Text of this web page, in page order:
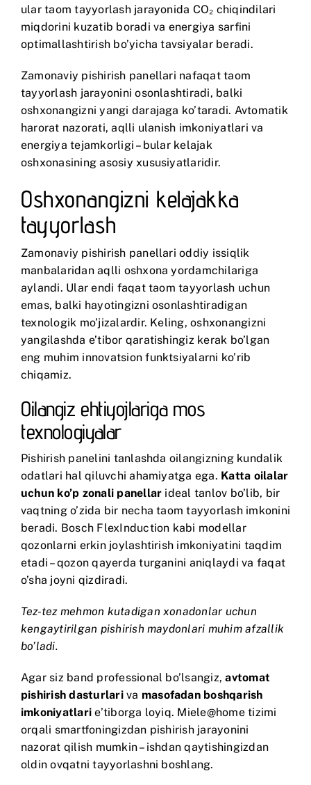
ular taom tayyorlash jarayonida CO₂ chiqindilari
miqdorini kuzatib boradi va energiya sarfini
optimallashtirish bo’yicha tavsiyalar beradi.
Zamonaviy pishirish panellari nafaqat taom
tayyorlash jarayonini osonlashtiradi, balki
oshxonangizni yangi darajaga ko’taradi. Avtomatik
harorat nazorati, aqlli ulanish imkoniyatlari va
energiya tejamkorligi – bular kelajak
oshxonasining asosiy xususiyatlaridir.
Oshxonangizni kelajakka
tayyorlash
Zamonaviy pishirish panellari oddiy issiqlik
manbalaridan aqlli oshxona yordamchilariga
aylandi. Ular endi faqat taom tayyorlash uchun
emas, balki hayotingizni osonlashtiradigan
texnologik mo’jizalardir. Keling, oshxonangizni
yangilashda e’tibor qaratishingiz kerak bo’lgan
eng muhim innovatsion funktsiyalarni ko’rib
chiqamiz.
Oilangiz ehtiyojlariga mos
texnologiyalar
Pishirish panelini tanlashda oilangizning kundalik
odatlari hal qiluvchi ahamiyatga ega. Katta oilalar
uchun ko’p zonali panellar ideal tanlov bo’lib, bir
vaqtning o’zida bir necha taom tayyorlash imkonini
beradi. Bosch FlexInduction kabi modellar
qozonlarni erkin joylashtirish imkoniyatini taqdim
etadi – qozon qayerda turganini aniqlaydi va faqat
o’sha joyni qizdiradi.
Tez-tez mehmon kutadigan xonadonlar uchun
kengaytirilgan pishirish maydonlari muhim afzallik
bo’ladi.
Agar siz band professional bo’lsangiz,avtomat
pishirish dasturlariva masofadan boshqarish
imkoniyatlari e’tiborga loyiq. Miele@hometizimi
orqali smartfoningizdan pishirish jarayonini
nazorat qilish mumkin – ishdan qaytishingizdan
oldin ovqatni tayyorlashni boshlang.